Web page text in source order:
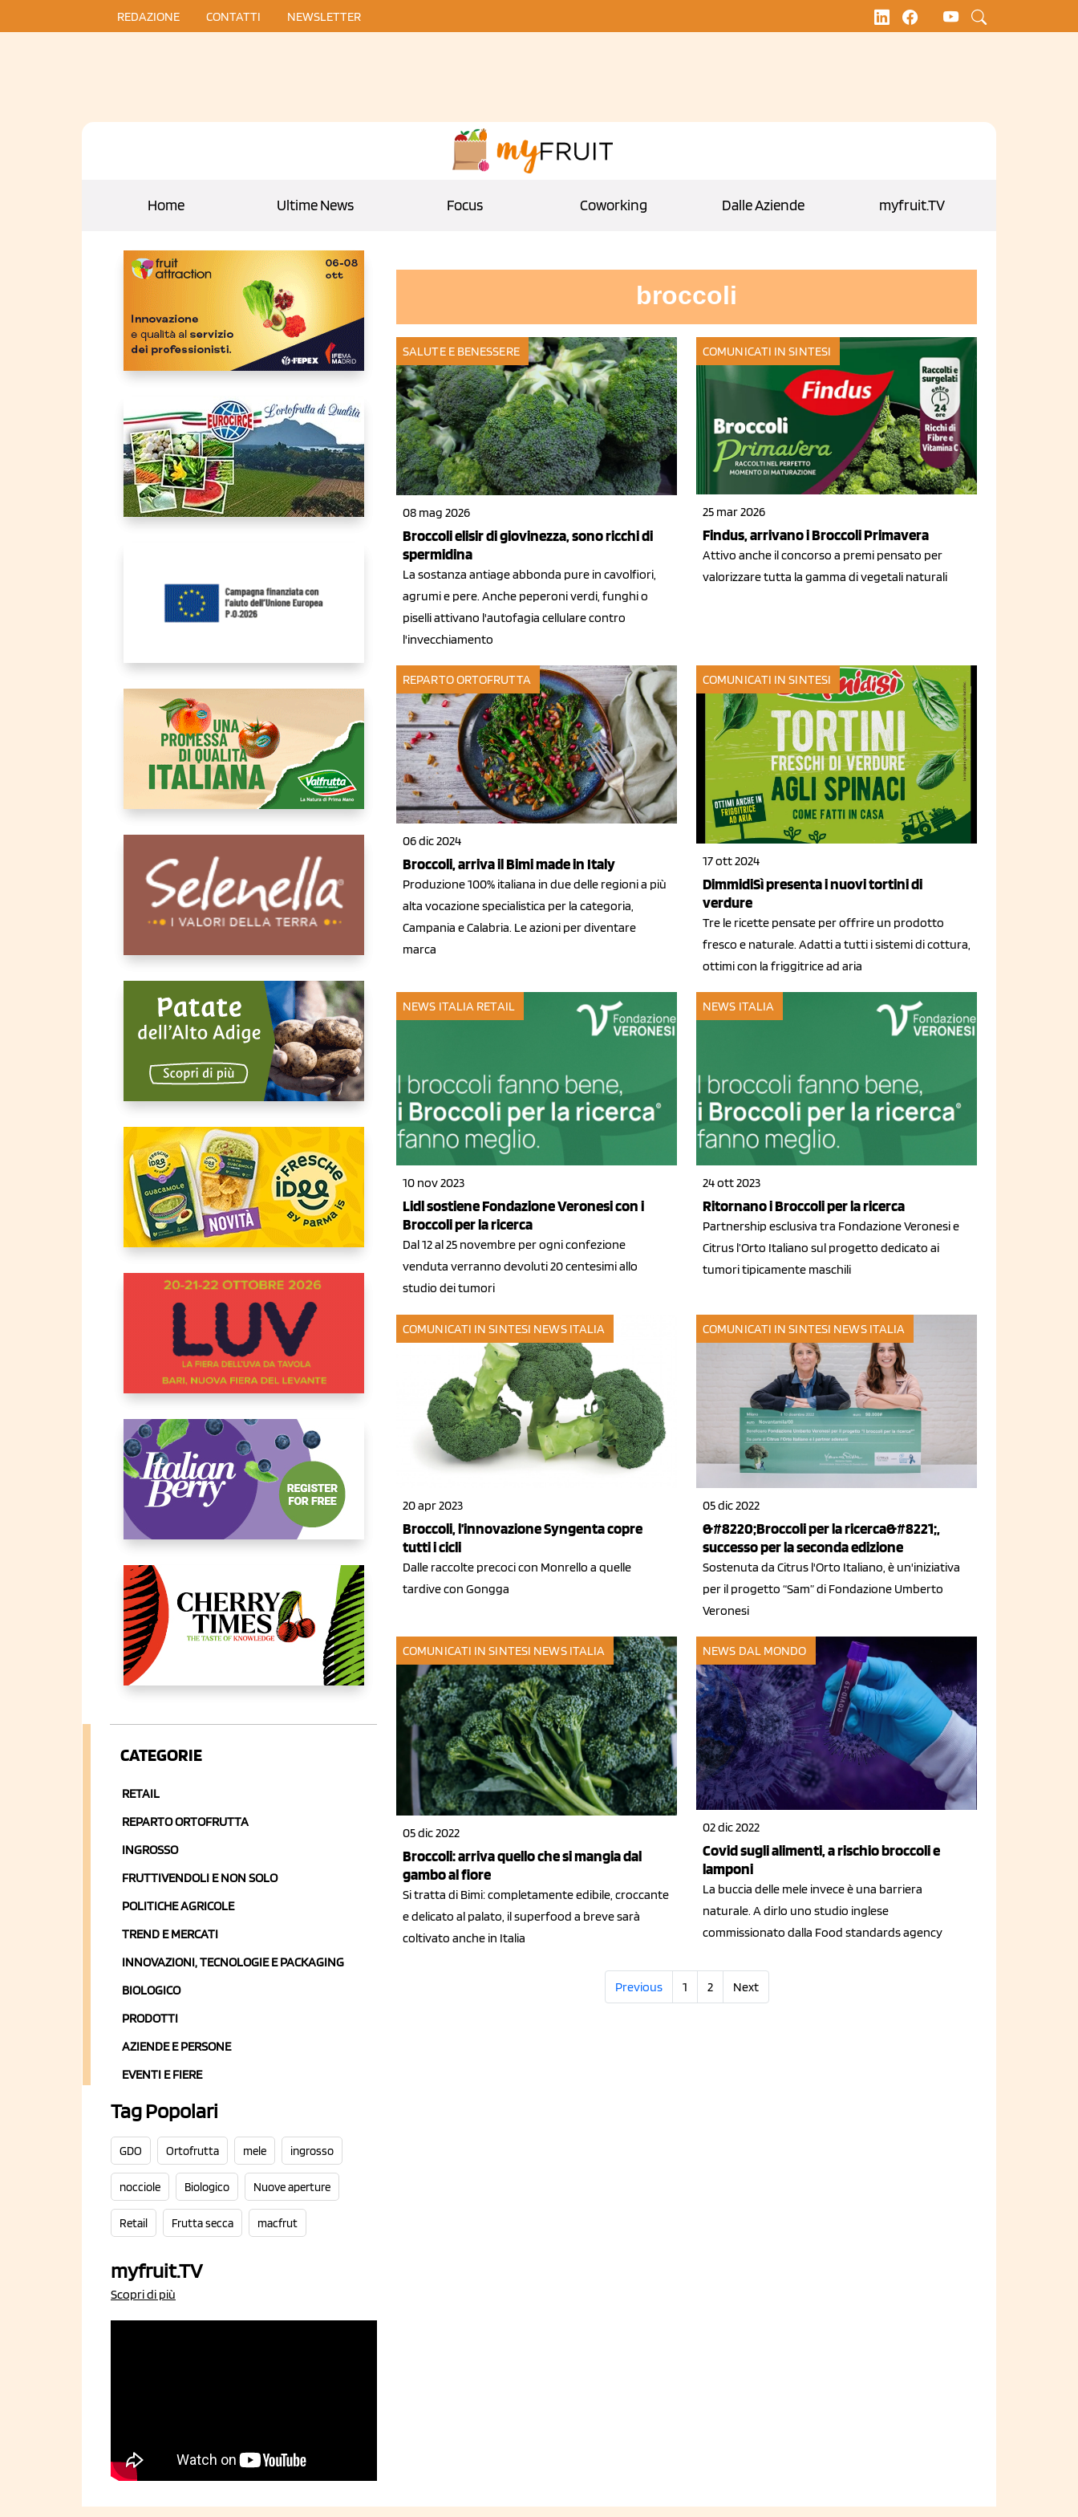
REDAZIONE CONTATTI NEWSLETTER
Home Ultime News Focus Coworking Dalle Aziende myfruit.TV
CATEGORIE
RETAIL
REPARTO ORTOFRUTTA
INGROSSO
FRUTTIVENDOLI E NON SOLO
POLITICHE AGRICOLE
TREND E MERCATI
INNOVAZIONI, TECNOLOGIE E PACKAGING
BIOLOGICO
PRODOTTI
AZIENDE E PERSONE
EVENTI E FIERE
Tag Popolari
GDO Ortofrutta mele ingrosso
nocciole Biologico Nuove aperture
Retail Frutta secca macfrut
myfruit.TV
Scopri di più
broccoli
SALUTE E BENESSERE
08 mag 2026
Broccoli elisir di giovinezza, sono ricchi di
spermidina
La sostanza antiage abbonda pure in cavolfiori,
agrumi e pere. Anche peperoni verdi, funghi o
piselli attivano l'autofagia cellulare contro
l'invecchiamento
COMUNICATI IN SINTESI
25 mar 2026
Findus, arrivano i Broccoli Primavera
Attivo anche il concorso a premi pensato per
valorizzare tutta la gamma di vegetali naturali
REPARTO ORTOFRUTTA
06 dic 2024
Broccoli, arriva il Bimi made in Italy
Produzione 100% italiana in due delle regioni a più
alta vocazione specialistica per la categoria,
Campania e Calabria. Le azioni per diventare
marca
COMUNICATI IN SINTESI
17 ott 2024
DimmidiSì presenta i nuovi tortini di
verdure
Tre le ricette pensate per offrire un prodotto
fresco e naturale. Adatti a tutti i sistemi di cottura,
ottimi con la friggitrice ad aria
NEWS ITALIA RETAIL
10 nov 2023
Lidl sostiene Fondazione Veronesi con i
Broccoli per la ricerca
Dal 12 al 25 novembre per ogni confezione
venduta verranno devoluti 20 centesimi allo
studio dei tumori
NEWS ITALIA
24 ott 2023
Ritornano i Broccoli per la ricerca
Partnership esclusiva tra Fondazione Veronesi e
Citrus l’Orto Italiano sul progetto dedicato ai
tumori tipicamente maschili
COMUNICATI IN SINTESI NEWS ITALIA
20 apr 2023
Broccoli, l’innovazione Syngenta copre
tutti i cicli
Dalle raccolte precoci con Monrello a quelle
tardive con Gongga
COMUNICATI IN SINTESI NEWS ITALIA
05 dic 2022
&#8220;Broccoli per la ricerca&#8221;,
successo per la seconda edizione
Sostenuta da Citrus l'Orto Italiano, è un'iniziativa
per il progetto “Sam” di Fondazione Umberto
Veronesi
COMUNICATI IN SINTESI NEWS ITALIA
05 dic 2022
Broccoli: arriva quello che si mangia dal
gambo al fiore
Si tratta di Bimi: completamente edibile, croccante
e delicato al palato, il superfood a breve sarà
coltivato anche in Italia
NEWS DAL MONDO
02 dic 2022
Covid sugli alimenti, a rischio broccoli e
lamponi
La buccia delle mele invece è una barriera
naturale. A dirlo uno studio inglese
commissionato dalla Food standards agency
Previous 1 2 Next